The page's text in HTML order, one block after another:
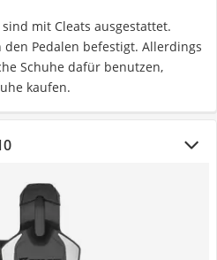
mit Cleats ausgestattet.
Pedalen befestigt. Allerdings
Schuhe dafür benutzen,
kaufen.